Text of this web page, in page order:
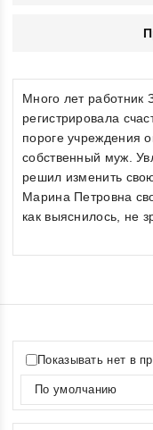
Много лет
регистрировала
пороге учреждения
собственный муж.
решил изменить
Марина Петровна
как выяснилось, не
Показывать нет в